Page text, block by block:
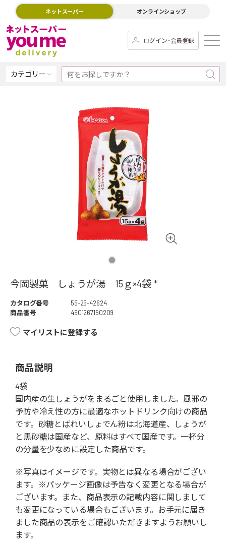
ネットスーパー オンラインショップ
ログイン･会員登録
カテゴリー
今岡製菓 しょうが湯 15ｇ×4袋 *
カタログ番号
55-25-42624
商品番号
4901267150209
マイリストに登録する
商品説明
4袋
国内産の生しょうがをまるごと使用しました。風邪の
予防や冷え性の方に最適なホットドリンク向けの商品
です。砂糖とばれいしょでん粉は北海道産、しょうが
と黒砂糖は国産など、原料はすべて国産です。一杯分
の分量を少なめに設定した商品です。
※写真はイメージです。実物とは異なる場合がござい
ます。※パッケージ画像は予告なく変更となる場合が
ございます。また、商品表示の記載内容に関しまして
も変更になっている場合もございます。お手元に届き
ました商品の表示をご確認いただきますようお願いし
ます。